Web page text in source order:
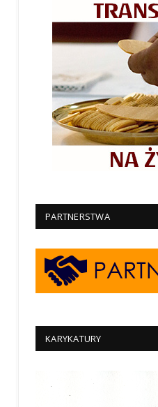
PARTNERSTWA
KARYKATURY